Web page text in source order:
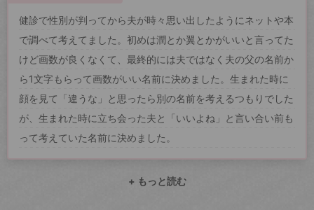
健診で性別が判ってから夫が時々思い出したようにネットや本
で調べて考えてました。初めは潤とか翼とかがいいと言ってた
けど画数が良くなくて、最終的には夫ではなく夫の父の名前か
ら1文字もらって画数がいい名前に決めました。生まれた時に
顔を見て「違うな」と思ったら別の名前を考えるつもりでした
が、生まれた時に立ち会った夫と「いいよね」と言い合い前も
って考えていた名前に決めました。
+ もっと読む